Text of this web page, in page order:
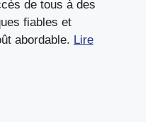
de tous à des
fiables et
abordable. Lire